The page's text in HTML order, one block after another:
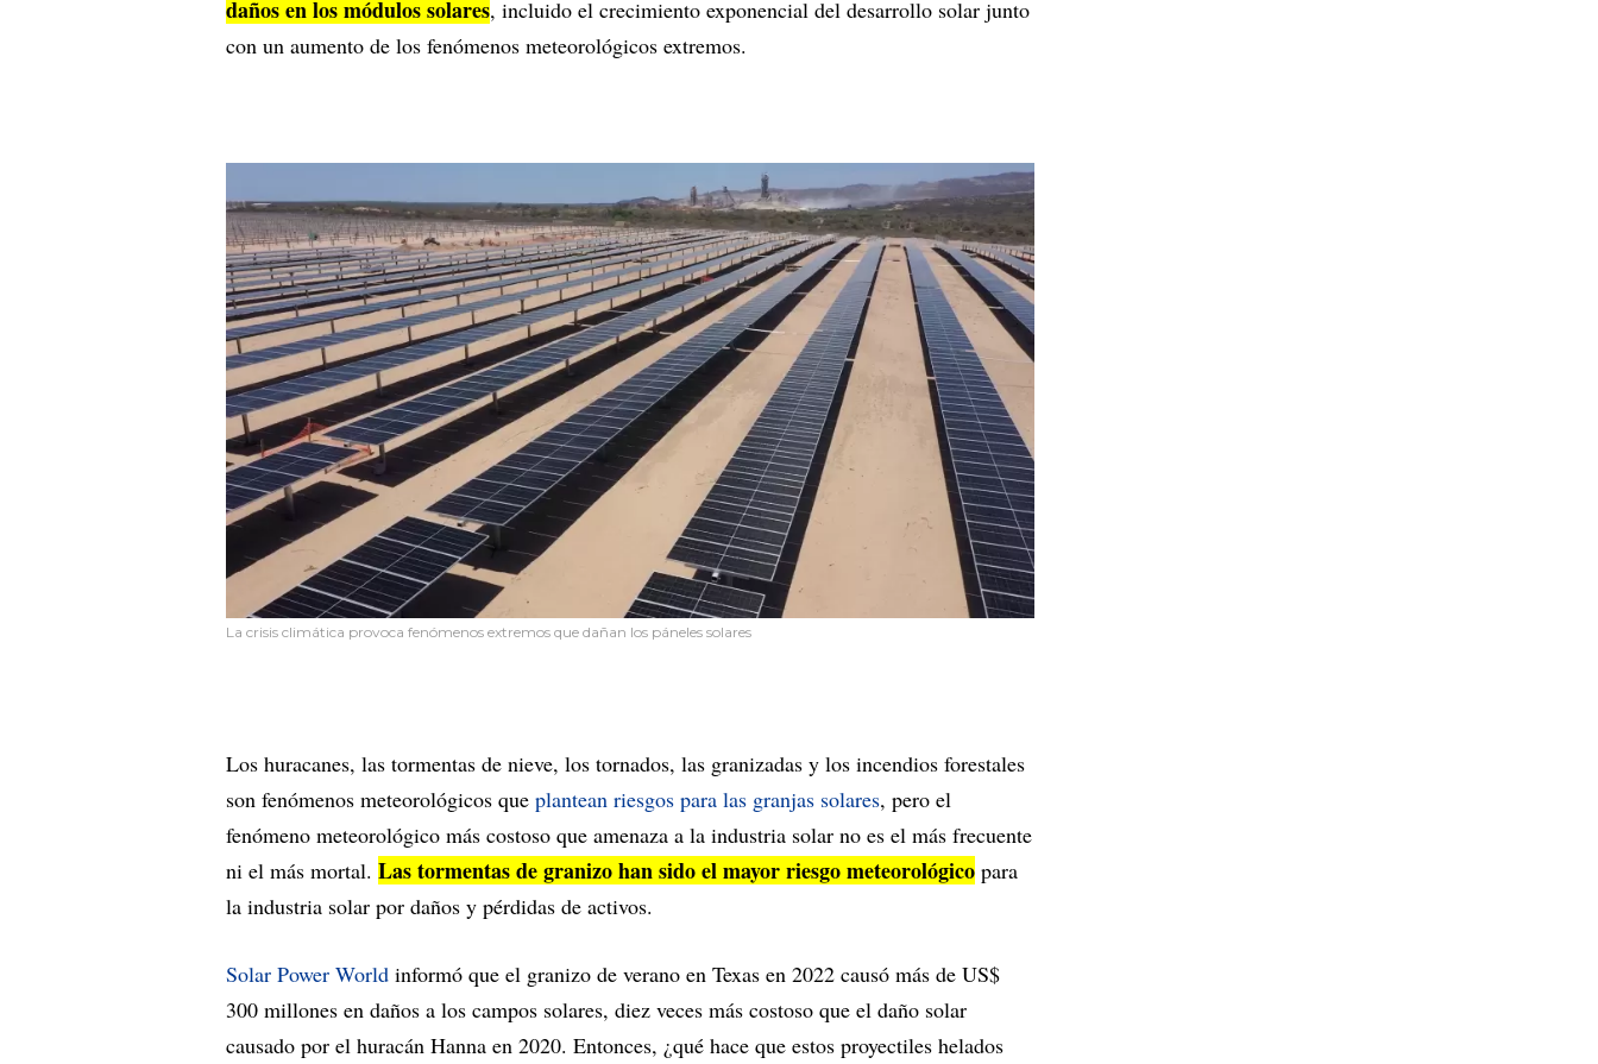
daños en los módulos solares, incluido el crecimiento exponencial del desarrollo solar junto
con un aumento de los fenómenos meteorológicos extremos.
La crisis climática provoca fenómenos extremos que dañan los páneles solares
Los huracanes, las tormentas de nieve, los tornados, las granizadas y los incendios forestales
son fenómenos meteorológicos que plantean riesgos para las granjas solares, pero el
fenómeno meteorológico más costoso que amenaza a la industria solar no es el más frecuente
ni el más mortal. Las tormentas de granizo han sido el mayor riesgo meteorológico para
la industria solar por daños y pérdidas de activos.
Solar Power World informó que el granizo de verano en Texas en 2022 causó más de US$
300 millones en daños a los campos solares, diez veces más costoso que el daño solar
causado por el huracán Hanna en 2020. Entonces, ¿qué hace que estos proyectiles helados